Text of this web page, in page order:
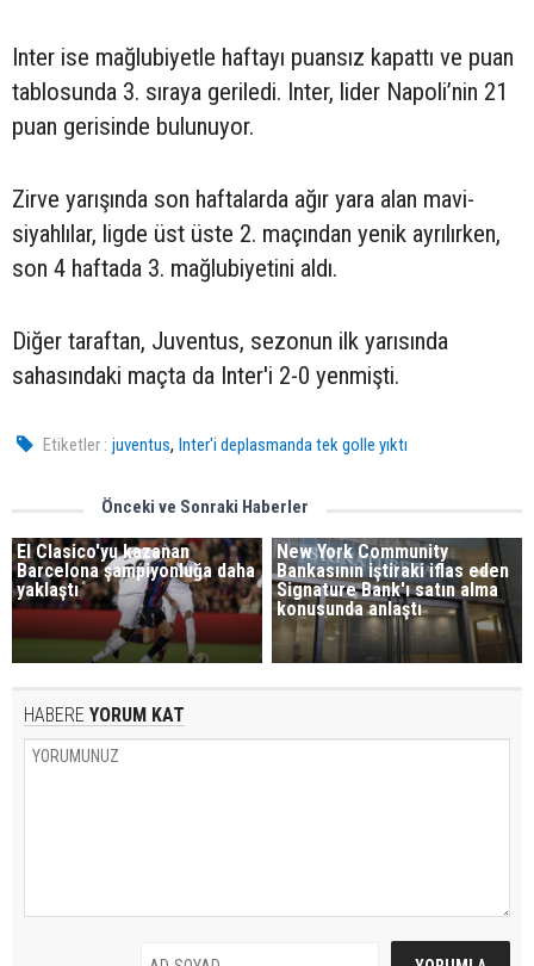
Inter ise mağlubiyetle haftayı puansız kapattı ve puan
tablosunda 3. sıraya geriledi. Inter, lider Napoli’nin 21
puan gerisinde bulunuyor.
Zirve yarışında son haftalarda ağır yara alan mavi-
siyahlılar, ligde üst üste 2. maçından yenik ayrılırken,
son 4 haftada 3. mağlubiyetini aldı.
Diğer taraftan, Juventus, sezonun ilk yarısında
sahasındaki maçta da Inter'i 2-0 yenmişti.
Etiketler : juventus,Inter'i deplasmanda tek golle yıktı
Önceki ve Sonraki Haberler
El Clasico'yu kazanan
Barcelona şampiyonluğa daha
yaklaştı
New York Community
Bankasının iştiraki iflas eden
Signature Bank'ı satın alma
konusunda anlaştı
HABERE YORUM KAT